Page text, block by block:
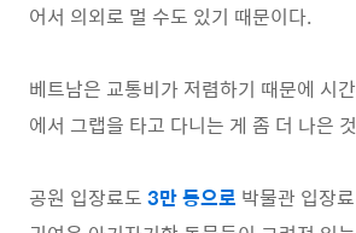
어서 의외로 멀 수도 있기 때문이다.
베트남은 교통비가 저렴하기 때문에 시
에서 그랩을 타고 다니는 게 좀 더 나은
공원 입장료도 3만동으로 박물관 입장